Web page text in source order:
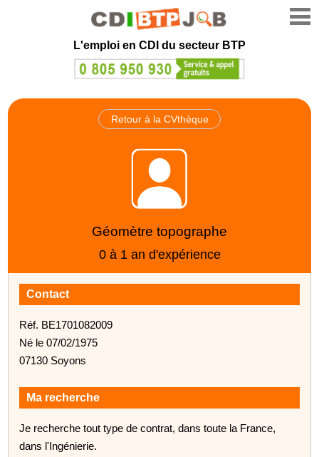
L'emploi en CDI du secteur BTP
Retour à la CVthèque
Géomètre topographe
0 à 1 an d'expérience
Contact
Réf. BE1701082009
Né le 07/02/1975
07130 Soyons
Ma recherche
Je recherche tout type de contrat, dans toute la France,
dans l'Ingénierie.